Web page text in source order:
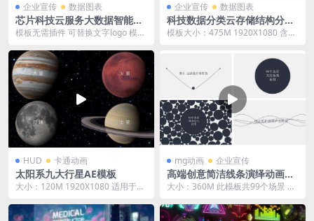
企业宣传 数据图表
芯片科技云服务大数据智能分
析ae模板
模板无需插件 可替换文字logo 模板
企业宣传 数据图表
科技数据分类云存储结构分类
AE模板
模板大小：475M 1920X1080 含AE
HUD 卡通动画
太阳系九大行星AE模板
大小：120M 1920X1080 适用于AE
mg动画 企业宣传
高端创意简洁线条演绎动画AE
模板
大小：360M 此模板共99个场景 ，
素材 适用A...